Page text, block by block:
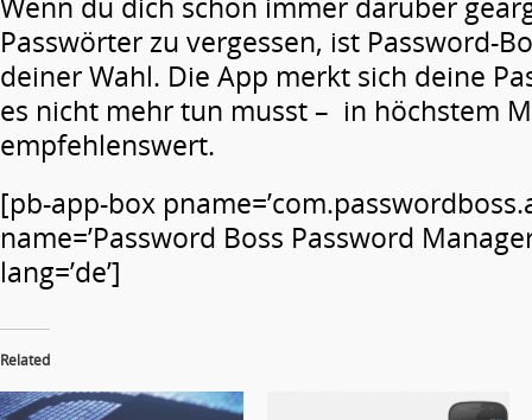
Passwörter zu vergessen, ist Password-
deiner Wahl. Die App merkt sich deine
es nicht mehr tun musst – in höchstem
empfehlenswert.
[pb-app-box
name=’Password Boss Password
lang=’de’]
Related